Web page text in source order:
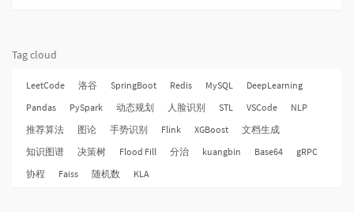
Tag cloud
LeetCode 洛谷 SpringBoot Redis MySQL
DeepLearning
Pandas
PySpark 动态规划 人脸识别 STL VSCode
NLP
推荐算法
图论 手势识别 Flink XGBoost
文档生成
知识图谱
决策树 Flood Fill 分治 kuangbin Base64
gRPC
协程
Faiss 随机数 KLA